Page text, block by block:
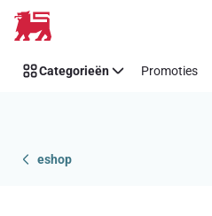
Overslaan
Categorieën Promoties
eshop